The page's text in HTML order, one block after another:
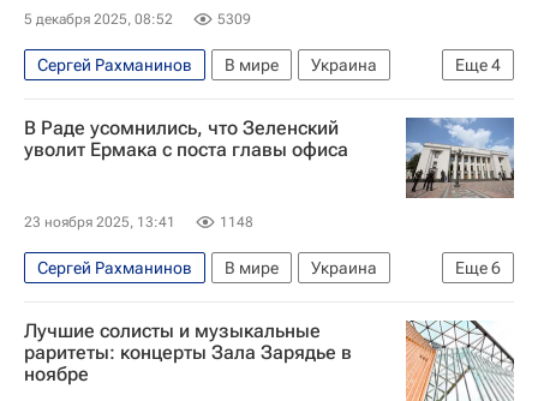
5 декабря 2025, 08:52 5309
Еще4
Сергей Рахманинов В мире
Украина
США
Киев
Вооруженные силы Украины
Верховная Рада Украины
В Раде усомнились, что Зеленский
уволит Ермака с поста главы офиса
23 ноября 2025, 13:41 1148
Еще6
Сергей Рахманинов В мире
Украина
Владимир Зеленский
Андрей Ермак
Национальное антикоррупционное бюро Украины (НАБУ)
Совет национальной безопасности и обороны Украины
Лучшие солисты и музыкальные
раритеты: концерты Зала Зарядье в
ноябре